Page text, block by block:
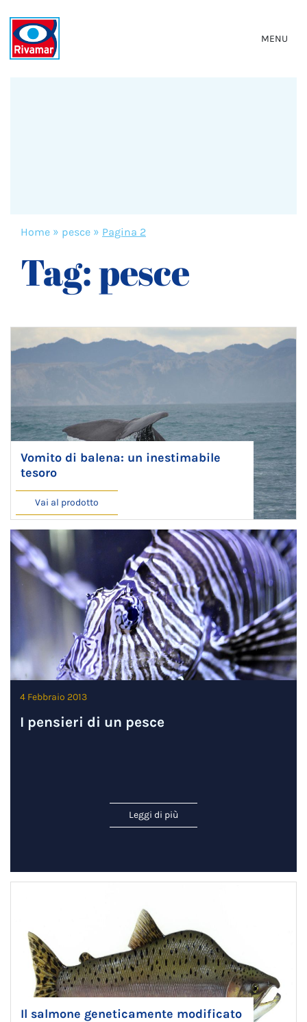
MENU
Home » pesce » Pagina 2
Tag:pesce
Vomito di balena: un inestimabile
tesoro
Vai al prodotto
4 Febbraio 2013
I pensieri di un pesce
Leggi di più
Il salmone geneticamente modificato